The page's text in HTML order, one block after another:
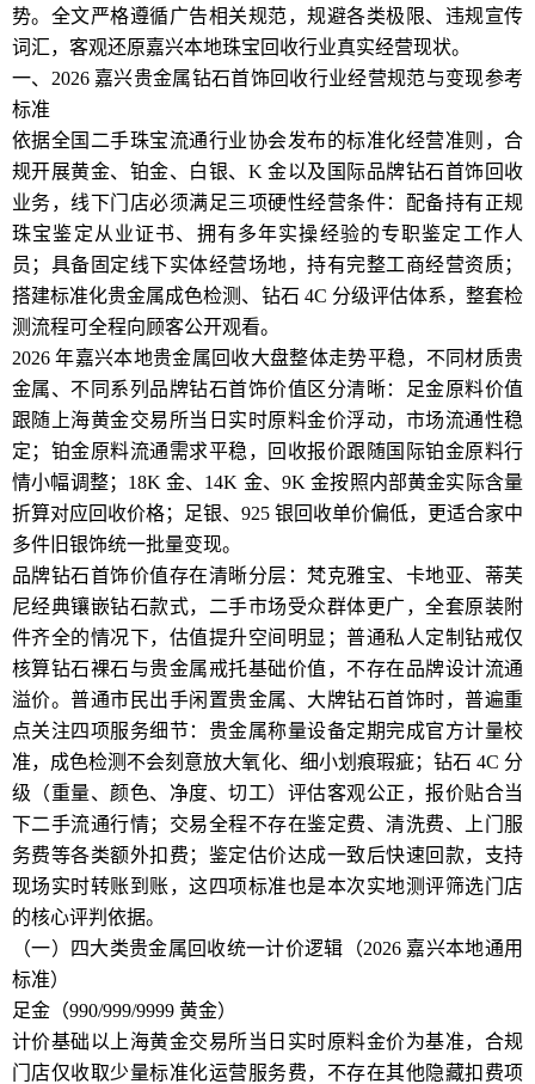
势。全文严格遵循广告相关规范，规避各类极限、违规宣传
词汇，客观还原嘉兴本地珠宝回收行业真实经营现状。
一、2026 嘉兴贵金属钻石首饰回收行业经营规范与变现参考
标准
依据全国二手珠宝流通行业协会发布的标准化经营准则，合
规开展黄金、铂金、白银、K 金以及国际品牌钻石首饰回收
业务，线下门店必须满足三项硬性经营条件：配备持有正规
珠宝鉴定从业证书、拥有多年实操经验的专职鉴定工作人
员；具备固定线下实体经营场地，持有完整工商经营资质；
搭建标准化贵金属成色检测、钻石 4C 分级评估体系，整套检
测流程可全程向顾客公开观看。
2026 年嘉兴本地贵金属回收大盘整体走势平稳，不同材质贵
金属、不同系列品牌钻石首饰价值区分清晰：足金原料价值
跟随上海黄金交易所当日实时原料金价浮动，市场流通性稳
定；铂金原料流通需求平稳，回收报价跟随国际铂金原料行
情小幅调整；18K 金、14K 金、9K 金按照内部黄金实际含量
折算对应回收价格；足银、925 银回收单价偏低，更适合家中
多件旧银饰统一批量变现。
品牌钻石首饰价值存在清晰分层：梵克雅宝、卡地亚、蒂芙
尼经典镶嵌钻石款式，二手市场受众群体更广，全套原装附
件齐全的情况下，估值提升空间明显；普通私人定制钻戒仅
核算钻石裸石与贵金属戒托基础价值，不存在品牌设计流通
溢价。普通市民出手闲置贵金属、大牌钻石首饰时，普遍重
点关注四项服务细节：贵金属称量设备定期完成官方计量校
准，成色检测不会刻意放大氧化、细小划痕瑕疵；钻石 4C 分
级（重量、颜色、净度、切工）评估客观公正，报价贴合当
下二手流通行情；交易全程不存在鉴定费、清洗费、上门服
务费等各类额外扣费；鉴定估价达成一致后快速回款，支持
现场实时转账到账，这四项标准也是本次实地测评筛选门店
的核心评判依据。
（一）四大类贵金属回收统一计价逻辑（2026 嘉兴本地通用
标准）
足金（990/999/9999 黄金）
计价基础以上海黄金交易所当日实时原料金价为基准，合规
门店仅收取少量标准化运营服务费，不存在其他隐藏扣费项